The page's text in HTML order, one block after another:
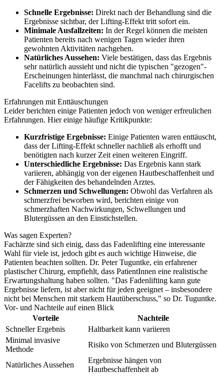
Schnelle Ergebnisse: Direkt nach der Behandlung sind die
Ergebnisse sichtbar, der Lifting-Effekt tritt sofort ein.
Minimale Ausfallzeiten: In der Regel können die meisten
Patienten bereits nach wenigen Tagen wieder ihren
gewohnten Aktivitäten nachgehen.
Natürliches Aussehen: Viele bestätigen, dass das Ergebnis
sehr natürlich aussieht und nicht die typischen "gezogen"-
Erscheinungen hinterlässt, die manchmal nach chirurgischen
Facelifts zu beobachten sind.
Erfahrungen mit Enttäuschungen
Leider berichten einige Patienten jedoch von weniger erfreulichen
Erfahrungen. Hier einige häufige Kritikpunkte:
Kurzfristige Ergebnisse: Einige Patienten waren enttäuscht,
dass der Lifting-Effekt schneller nachließ als erhofft und
benötigten nach kurzer Zeit einen weiteren Eingriff.
Unterschiedliche Ergebnisse: Das Ergebnis kann stark
variieren, abhängig von der eigenen Hautbeschaffenheit und
der Fähigkeiten des behandelnden Arztes.
Schmerzen und Schwellungen: Obwohl das Verfahren als
schmerzfrei beworben wird, berichten einige von
schmerzhaften Nachwirkungen, Schwellungen und
Blutergüssen an den Einstichstellen.
Was sagen Experten?
Fachärzte sind sich einig, dass das Fadenlifting eine interessante
Wahl für viele ist, jedoch gibt es auch wichtige Hinweise, die
Patienten beachten sollten. Dr. Peter Tuguntke, ein erfahrener
plastischer Chirurg, empfiehlt, dass PatientInnen eine realistische
Erwartungshaltung haben sollten. "Das Fadenlifting kann gute
Ergebnisse liefern, ist aber nicht für jeden geeignet – insbesondere
nicht bei Menschen mit starkem Hautüberschuss," so Dr. Tuguntke.
Vor- und Nachteile auf einen Blick
Vorteile
Nachteile
Schneller Ergebnis
Haltbarkeit kann variieren
Minimal invasive
Methode
Risiko von Schmerzen und Blutergüssen
Natürliches Aussehen
Ergebnisse hängen von
Hautbeschaffenheit ab